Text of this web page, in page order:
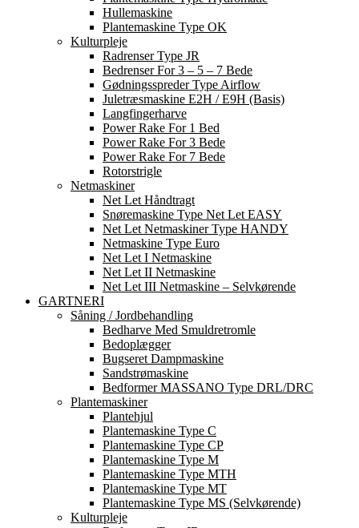
Hullemaskine
Plantemaskine Type OK
Kulturpleje
Radrenser Type JR
Bedrenser For 3 – 5 – 7 Bede
Gødningsspreder Type Airflow
Juletræsmaskine E2H / E9H (basis)
Langfingerharve
Power Rake For 1 Bed
Power Rake For 3 Bede
Power Rake For 7 Bede
Rotorstrigle
Netmaskiner
Net Let Håndtragt
Snøremaskine Type Net Let EASY
Net Let Netmaskiner Type HANDY
Netmaskine Type Euro
Net Let I Netmaskine
Net Let II Netmaskine
Net Let III Netmaskine – Selvkørende
GARTNERI
Såning / Jordbehandling
Bedharve Med Smuldretromle
Bedoplægger
Bugseret Dampmaskine
Sandstrømaskine
Bedformer MASSANO Type DRL/DRC
Plantemaskiner
Plantehjul
Plantemaskine Type C
Plantemaskine Type CP
Plantemaskine Type M
Plantemaskine Type MTH
Plantemaskine Type MT
Plantemaskine Type MS (Selvkørende)
Kulturpleje